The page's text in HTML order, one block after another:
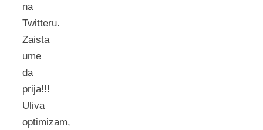
na
Twitteru.
Zaista
ume
da
prija!!!
Uliva
optimizam,